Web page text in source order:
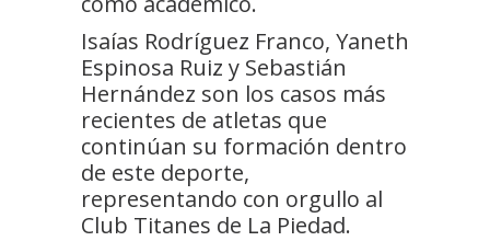
Isaías Rodríguez Franco, Yaneth
Espinosa Ruiz y Sebastián
Hernández son los casos más
recientes de atletas que
continúan su formación dentro
de este deporte,
representando con orgullo al
Club Titanes de La Piedad.